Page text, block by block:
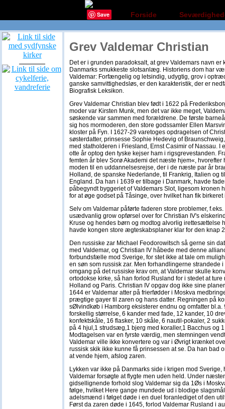
Save Forside
Grev Valdemar Christian
Det er i grunden paradoksalt, at grev Valdemars navn er
Danmarks smukkeste slotsanlæg. Historiens dom har
Valdemar: Forfængelig og letsindig, udygtig, grov i
ganske samvittighedsløs, er den karakteristik, der er
Biografisk Leksikon.
Grev Valdemar Christian blev født i 1622 på
moder var Kirsten Munk, men det var ikke meget,
søskende var sammen med forældrene. De første
sig hos mormoderen, den store godssamler Ellen
kloster på Fyn. I 1627-29 varetoges opdragelsen of
søsterdatter, prinsesse Sophie Hedevig of
med statholderen i Friesland, Ernst Casimir of Nassau. I
otte år optog den tyske kejser ham i rigsgrevestanden.
femten år blev Sorø Akademi det næste hjem«, hvorefter
moden til en uddannelsesrejse, der i de næste par år
Holland, de spanske Nederlande, til Frankrig, Italien og
England. Da han i 1639 er tilbage i Danmark, havde
påbegyndt byggeriet of Valdemars Slot, ligesom kronen
for at øge godset på Tåsinge, over hvilket han fik birkeret
Selv om Valdemar påførte faderen store problemer, f.eks.
usædvanlig grow opførsel over for Christian IV's
Kruse og hendes børn og modtog alvorlig irettesættelse
havde kongen store ægteskabsplaner klar for den knap
Den russiske zar Michael Feodorowitsch så gerne sin
med Valdemar, og Christian IV håbede med denne
forbundsfælle mod Sverige, for stet ikke at tale om
en søn som russisk zar. Men forhandlingerne strandede i
omgang på det russiske krav om, at Valdemar skulle
ortodokse kirke, så han forlod Rusland for i stedet at ture
Holland og Paris. Christian IV opgav dog ikke sine
1644 er Valdemar atter på frierfødder i Moskva
prægtige gayer til zaren og hans datter. Regningen på
sØlvindkøb i Hamborg eksisterer endnu og omfatter bl.a.
forskellig størrelse, 6 kander med fade, 12 kander, 10
konfektskåle, 16 flasker, 10 skåle, 6 nautil-pokaler, 2
på 4 hjul,1 strudsæg,1 bjerg med koraller,1 Bacchus og
Modtagelsen var en fyrste værdig, men stemningen
Valdemar ville ikke konvertere og var i Øvrigt krænket
russisk skik ikke kunne få prinsessen at se. Da han bad
at vende hjem, afslog zaren.
Lykken var ikke på Danmarks side i krigen mod Sverige,
Valdemar forsøgte at flygte men uden held. Under
gidsellignende forhold slog Valdemar sig da 1Øs i
følge, hvilket Here gange mundede ud i blodige
adelsmænd i følget døde i en duel foranlediget of den
Først da zaren døde i 1645, forlod Valdemar Rusland i